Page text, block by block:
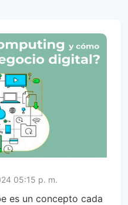
05:15 p. m.
es un concepto cada